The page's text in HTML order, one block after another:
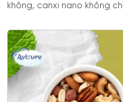
không, canxi nano không